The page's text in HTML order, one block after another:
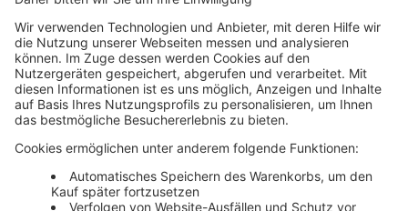
Themenwelten und Produktschulungen